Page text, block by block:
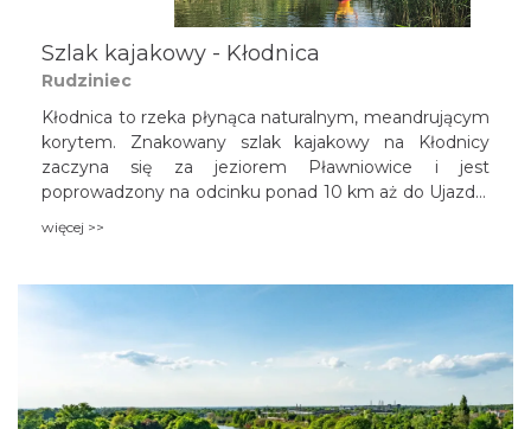
Szlak kajakowy - Kłodnica
Rudziniec
Kłodnica to rzeka płynąca naturalnym, meandrującym
korytem. Znakowany szlak kajakowy na Kłodnicy
zaczyna się za jeziorem Pławniowice i jest
poprowadzony na odcinku ponad 10 km aż do Ujazdu.
kajakarzy płynących Kanałem Gliwickim, którzy za
kontynuują spływ spokojnym nurtem Kanału
Gliwickiego, czy wpływają na meandrujące wody
Kłodnicy, która się z Kanału w tym miejscu wydziela.
Szlak kajakowy na Kłodnicy jest atrakcyjny
przyrodniczo szczególnie w okresie wiosennym.
Trzcinowiska porastające brzegi są ostoją licznego
więcej >>